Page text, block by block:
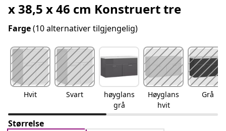
x 38,5 x 46 cm Konstruert tre
Farge(10 alternativer tilgjengelig)
Hvit Svart
høyglans
grå
Høyglans
hvit
Grå
Størrelse